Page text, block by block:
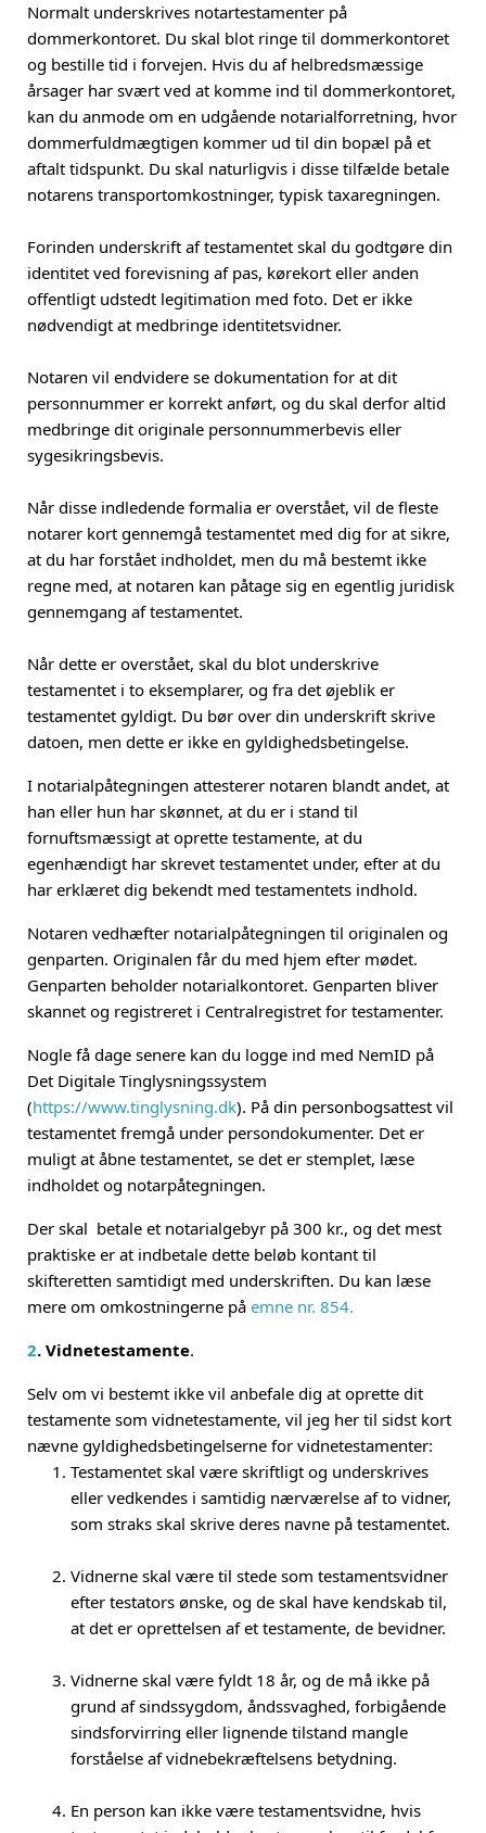
Normalt underskrives notartestamenter på
dommerkontoret. Du skal blot ringe til dommerkontoret
og bestille tid i forvejen. Hvis du af helbredsmæssige
årsager har svært ved at komme ind til dommerkontoret,
kan du anmode om en udgående notarialforretning, hvor
dommerfuldmægtigen kommer ud til din bopæl på et
aftalt tidspunkt. Du skal naturligvis i disse tilfælde betale
notarens transportomkostninger, typisk taxaregningen.
Forinden underskrift af testamentet skal du godtgøre din
identitet ved forevisning af pas, kørekort eller anden
offentligt udstedt legitimation med foto. Det er ikke
nødvendigt at medbringe identitetsvidner.
Notaren vil endvidere se dokumentation for at dit
personnummer er korrekt anført, og du skal derfor altid
medbringe dit originale personnummerbevis eller
sygesikringsbevis.
Når disse indledende formalia er overstået, vil de fleste
notarer kort gennemgå testamentet med dig for at sikre,
at du har forstået indholdet, men du må bestemt ikke
regne med, at notaren kan påtage sig en egentlig juridisk
gennemgang af testamentet.
Når dette er overstået, skal du blot underskrive
testamentet i to eksemplarer, og fra det øjeblik er
testamentet gyldigt. Du bør over din underskrift skrive
datoen, men dette er ikke en gyldighedsbetingelse.
I notarialpåtegningen attesterer notaren blandt andet, at
han eller hun har skønnet, at du er i stand til
fornuftsmæssigt at oprette testamente, at du
egenhændigt har skrevet testamentet under, efter at du
har erklæret dig bekendt med testamentets indhold.
Notaren vedhæfter notarialpåtegningen til originalen og
genparten. Originalen får du med hjem efter mødet.
Genparten beholder notarialkontoret. Genparten bliver
skannet og registreret i Centralregistret for testamenter.
Nogle få dage senere kan du logge ind med NemID på
Det Digitale Tinglysningssystem
(https://www.tinglysning.dk). På din personbogsattest vil
testamentet fremgå under persondokumenter. Det er
muligt at åbne testamentet, se det er stemplet, læse
indholdet og notarpåtegningen.
Der skal betale et notarialgebyr på 300 kr., og det mest
praktiske er at indbetale dette beløb kontant til
skifteretten samtidigt med underskriften. Du kan læse
mere om omkostningerne på emne nr. 854.
2. Vidnetestamente.
Selv om vi bestemt ikke vil anbefale dig at oprette dit
testamente som vidnetestamente, vil jeg her til sidst kort
nævne gyldighedsbetingelserne for vidnetestamenter:
Testamentet skal være skriftligt og underskrives
eller vedkendes i samtidig nærværelse af to vidner,
som straks skal skrive deres navne på testamentet.
Vidnerne skal være til stede som testamentsvidner
efter testators ønske, og de skal have kendskab til,
at det er oprettelsen af et testamente, de bevidner.
Vidnerne skal være fyldt 18 år, og de må ikke på
grund af sindssygdom, åndssvaghed, forbigående
sindsforvirring eller lignende tilstand mangle
forståelse af vidnebekræftelsens betydning.
En person kan ikke være testamentsvidne, hvis